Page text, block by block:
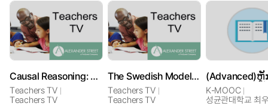
Causal Reasoning: WW1
Teachers TV
Teachers TV
The Swedish Model: A Lesson in School Choice
Teachers TV
Teachers TV
K-MOOC
성균관대학교 최